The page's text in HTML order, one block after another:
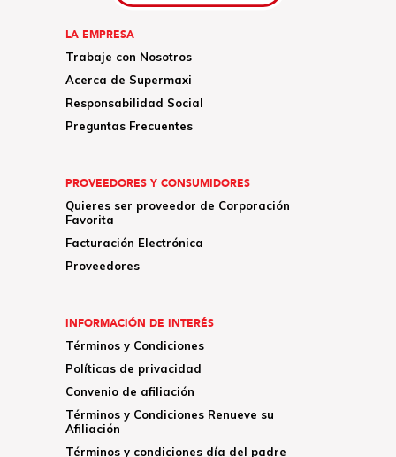
LA EMPRESA
Trabaje con Nosotros
Acerca de Supermaxi
Responsabilidad Social
Preguntas Frecuentes
PROVEEDORES Y CONSUMIDORES
Quieres ser proveedor de Corporación
Favorita
Facturación Electrónica
Proveedores
INFORMACIÓN DE INTERÉS
Términos y Condiciones
Políticas de privacidad
Convenio de afiliación
Términos y Condiciones Renueve su
Afiliación
Términos y condiciones día del padre